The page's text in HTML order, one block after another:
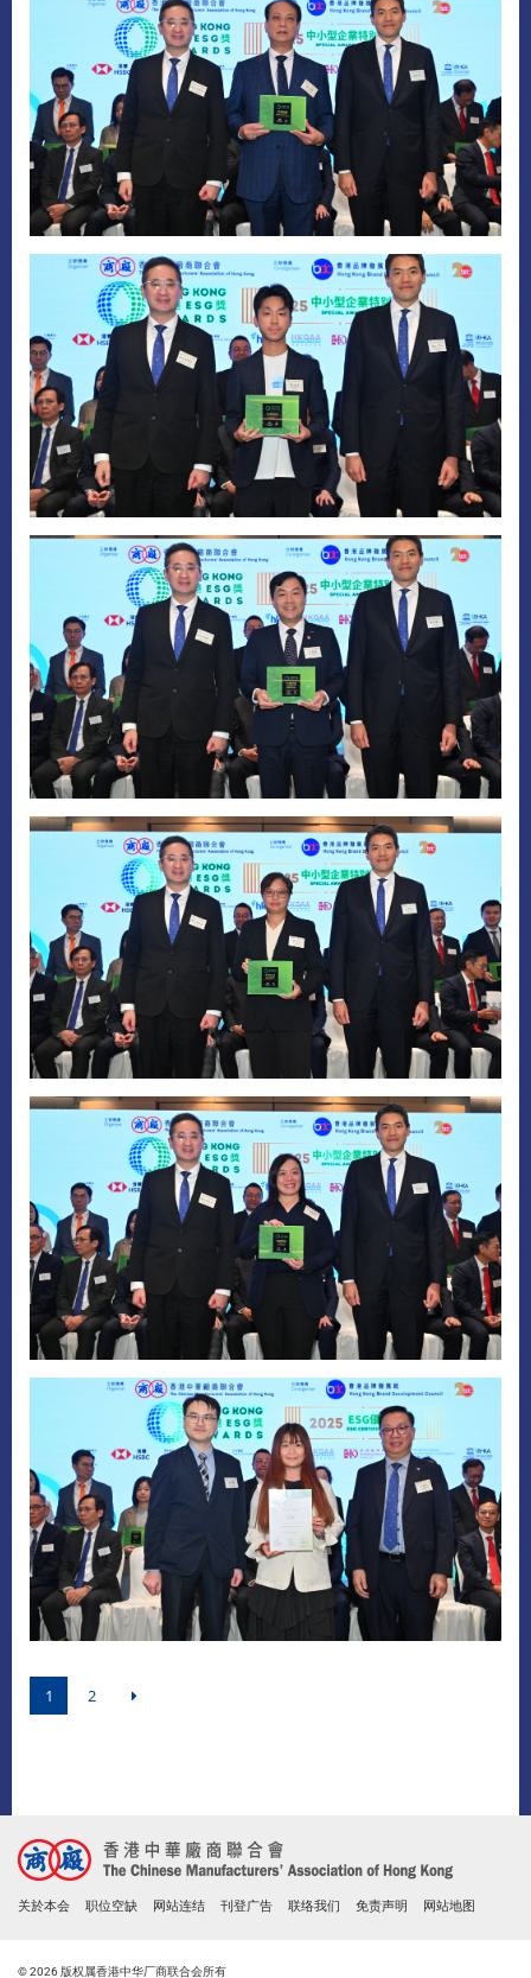
1 2
关於本会 职位空缺 网站连结 刊登广告 联络我们 免责声明 网站地图
© 2026 版权属香港中华厂商联合会所有